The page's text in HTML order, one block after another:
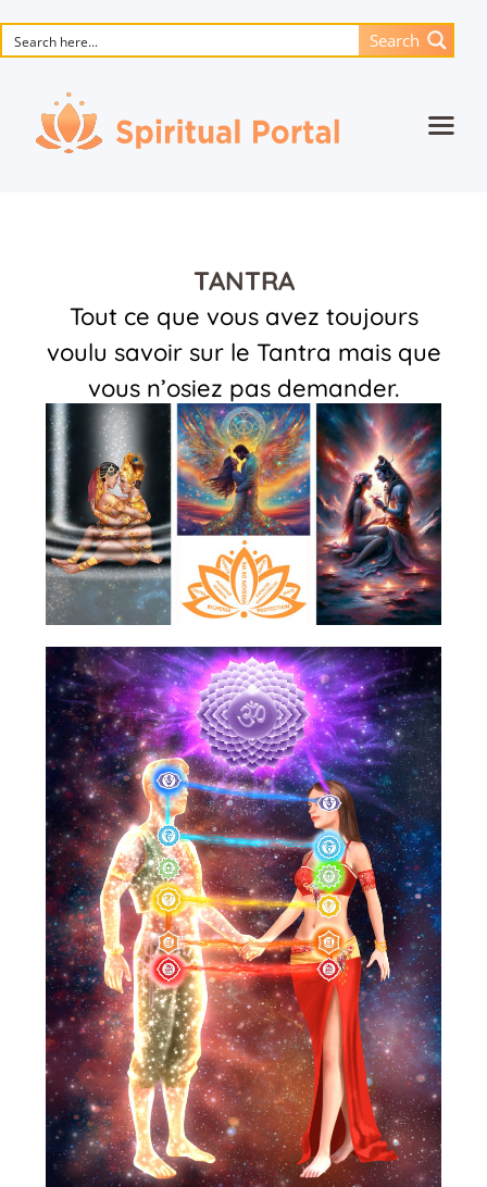
Search
Fleur De Vie
Médias
Blog
Livres
Musique
Retraites
Contact
TANTRA
Tout ce que vous avez toujours
voulu savoir sur le Tantra mais que
vous n’osiez pas demander.